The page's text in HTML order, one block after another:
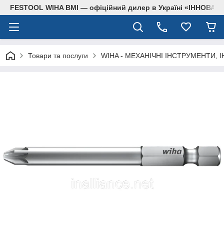
FESTOOL WIHA BMI — офіційний дилер в Україні
Товари та послуги WIHA - МЕХАНІЧНІ ІНСТРУМЕНТИ,